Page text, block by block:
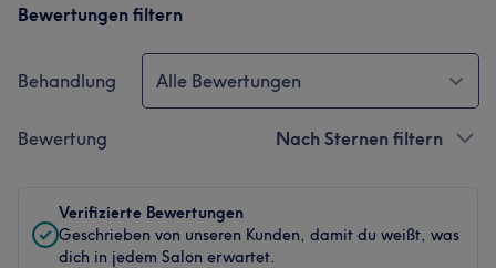
Bewertungen filtern
Behandlung Alle Bewertungen
Bewertung Nach Sternen filtern
Verifizierte Bewertungen
Geschrieben von unseren Kunden, damit du weißt, was
dich in jedem Salon erwartet.